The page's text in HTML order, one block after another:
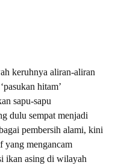
keruhnya aliran-aliran
hitam’
sapu-sapu
dulu sempat menjadi
pembersih alami, kini
yang mengancam
ikan asing di wilayah